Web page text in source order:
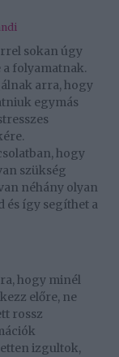
sokan úgy
folyamatnak.
arra, hogy
egymás
hogy
szükség
néhány olyan
és így segíthet a
hogy minél
előre, ne
rossz
izgultok,